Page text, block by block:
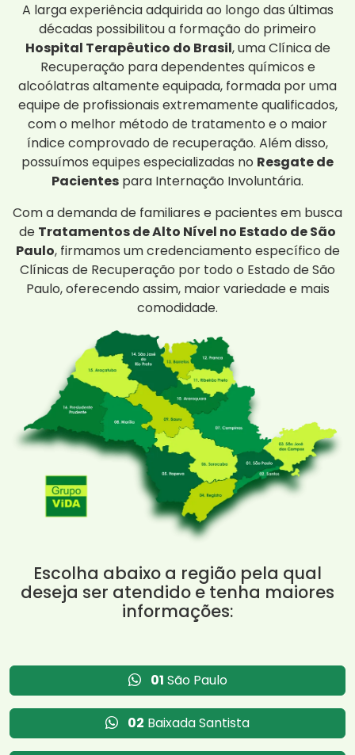
A larga experiência adquirida ao longo das últimas
décadas possibilitou a formação do primeiro
Hospital Terapêutico do Brasil, uma Clínica de
Recuperação para dependentes químicos e
alcoólatras altamente equipada, formada por uma
equipe de profissionais extremamente qualificados,
com o melhor método de tratamento e o maior
índice comprovado de recuperação. Além disso,
possuímos equipes especializadas no Resgate de
Pacientes para Internação Involuntária.
Com a demanda de familiares e pacientes em busca
de Tratamentos de Alto Nível no Estado de São
Paulo, firmamos um credenciamento específico de
Clínicas de Recuperação por todo o Estado de São
Paulo, oferecendo assim, maior variedade e mais
comodidade.
Escolha abaixo a região pela qual
deseja ser atendido e tenha maiores
informações:
01 São Paulo
02 Baixada Santista